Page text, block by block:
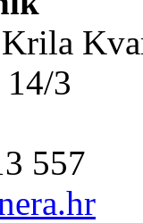
3
557